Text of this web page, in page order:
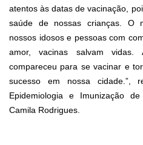
atentos às datas de vacinação,
saúde de nossas crianças. O
nossos idosos e pessoas com
amor, vacinas salvam vidas.
compareceu para se vacinar e
sucesso em nossa cidade.”,
Epidemiologia e Imunização
Camila Rodrigues.